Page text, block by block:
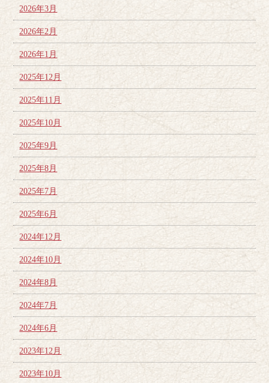
2026年3月
2026年2月
2026年1月
2025年12月
2025年11月
2025年10月
2025年9月
2025年8月
2025年7月
2025年6月
2024年12月
2024年10月
2024年8月
2024年7月
2024年6月
2023年12月
2023年10月